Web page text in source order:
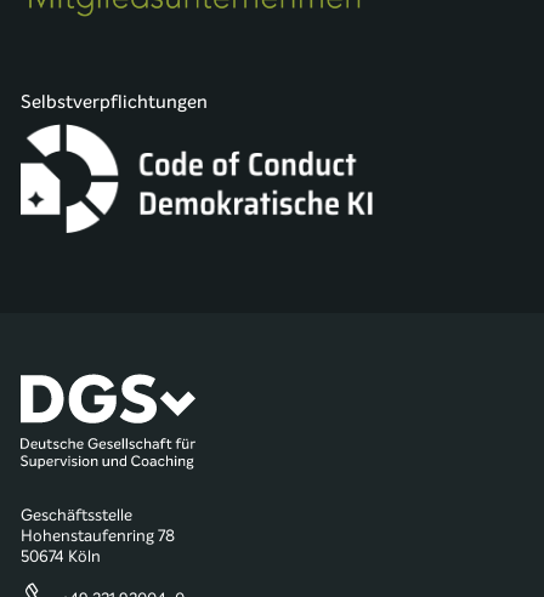
Selbstverpflichtungen
Geschäftsstelle
Hohenstaufenring 78
50674 Köln